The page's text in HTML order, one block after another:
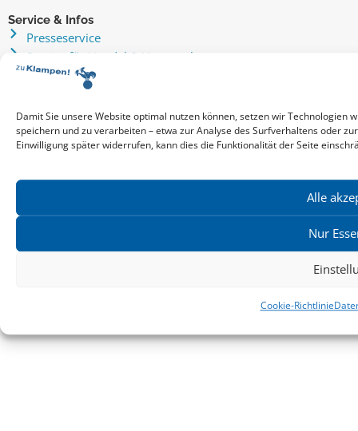
Damit Sie unsere Website optimal nutzen können, setzen wir Technologien
speichern und zu verarbeiten – etwa zur Analyse des Surfverhaltens oder
Einwilligung später widerrufen, kann dies die Funktionalität der Seite
Alle
Nur
Cookie-Richtlinie
Service & Infos
Presseservice
Service für Handel & Veranstalter
Infos zur Manuskripteinreichung
Kontakt & Ansprechpartner
Impressum
Datenschutz
Copyright ©2026: zu Klampen! Verlag. Alle Rechte vorbehalten.